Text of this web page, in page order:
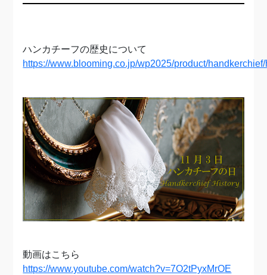
ハンカチーフの歴史について
https://www.blooming.co.jp/wp2025/product/
動画はこちら
https://www.youtube.com/watch?v=7O2tPyxMrOE